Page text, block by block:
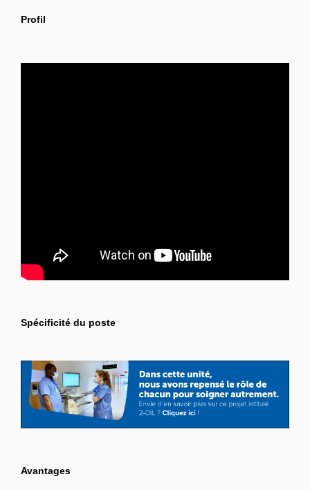
Profil
Spécificité du poste
Avantages